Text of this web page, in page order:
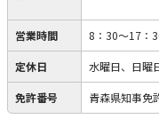
営業時間 8：30～17：
定休日 水曜日、日曜
免許番号 青森県知事免